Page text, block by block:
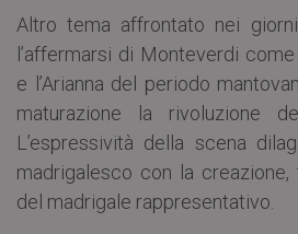
Altro tema affrontato nei
l’affermarsi di Monteverdi
e l’Arianna del periodo
maturazione la rivoluzione
L’espressività della scena
madrigalesco con la creazione,
del madrigale rappresentativo.